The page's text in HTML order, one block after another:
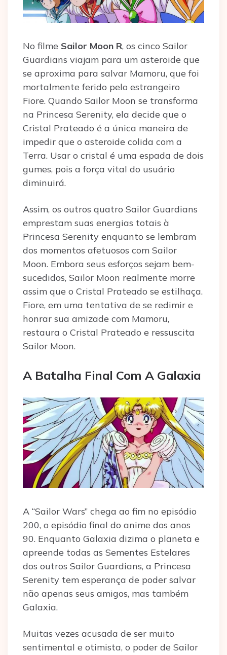
No filme Sailor Moon R, os cinco Sailor
Guardians viajam para um asteroide que
se aproxima para salvar Mamoru, que foi
mortalmente ferido pelo estrangeiro
Fiore. Quando Sailor Moon se transforma
na Princesa Serenity, ela decide que o
Cristal Prateado é a única maneira de
impedir que o asteroide colida com a
Terra. Usar o cristal é uma espada de dois
gumes, pois a força vital do usuário
diminuirá.
Assim, os outros quatro Sailor Guardians
emprestam suas energias totais à
Princesa Serenity enquanto se lembram
dos momentos afetuosos com Sailor
Moon. Embora seus esforços sejam bem-
sucedidos, Sailor Moon realmente morre
assim que o Cristal Prateado se estilhaça.
Fiore, em uma tentativa de se redimir e
honrar sua amizade com Mamoru,
restaura o Cristal Prateado e ressuscita
Sailor Moon.
A Batalha Final Com A Galaxia
A “Sailor Wars” chega ao fim no episódio
200, o episódio final do anime dos anos
90. Enquanto Galaxia dizima o planeta e
apreende todas as Sementes Estelares
dos outros Sailor Guardians, a Princesa
Serenity tem esperança de poder salvar
não apenas seus amigos, mas também
Galaxia.
Muitas vezes acusada de ser muito
sentimental e otimista, o poder de Sailor